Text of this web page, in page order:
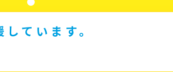
ています。